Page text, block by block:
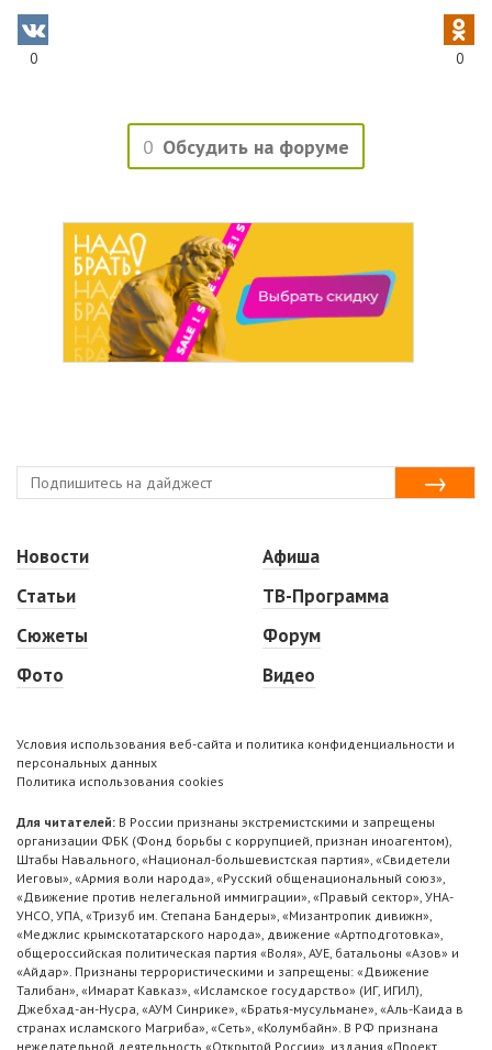
0 0
0 Обсудить на форуме
Новости
Статьи
Сюжеты
Фото
Афиша
ТВ-Программа
Форум
Видео
Условия использования веб-сайта и политика конфиденциальности и
персональных данных
Политика использования cookies
Для читателей: В России признаны экстремистскими и запрещены
организации ФБК (Фонд борьбы с коррупцией, признан иноагентом),
Штабы Навального, «Национал-большевистская партия», «Свидетели
Иеговы», «Армия воли народа», «Русский общенациональный союз»,
«Движение против нелегальной иммиграции», «Правый сектор», УНА-
УНСО, УПА, «Тризуб им. Степана Бандеры», «Мизантропик дивижн»,
«Меджлис крымскотатарского народа», движение «Артподготовка»,
общероссийская политическая партия «Воля», АУЕ, батальоны «Азов» и
«Айдар». Признаны террористическими и запрещены: «Движение
Талибан», «Имарат Кавказ», «Исламское государство» (ИГ, ИГИЛ),
Джебхад-ан-Нусра, «АУМ Синрике», «Братья-мусульмане», «Аль-Каида в
странах исламского Магриба», «Сеть», «Колумбайн». В РФ признана
нежелательной деятельность «Открытой России», издания «Проект